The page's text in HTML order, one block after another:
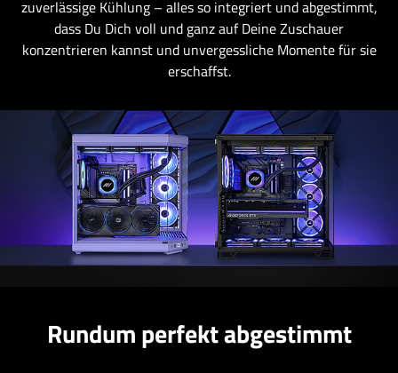
zuverlässige Kühlung – alles so integriert und abgestimmt,
dass Du Dich voll und ganz auf Deine Zuschauer
konzentrieren kannst und unvergessliche Momente für sie
erschaffst.
Rundum perfekt abgestimmt